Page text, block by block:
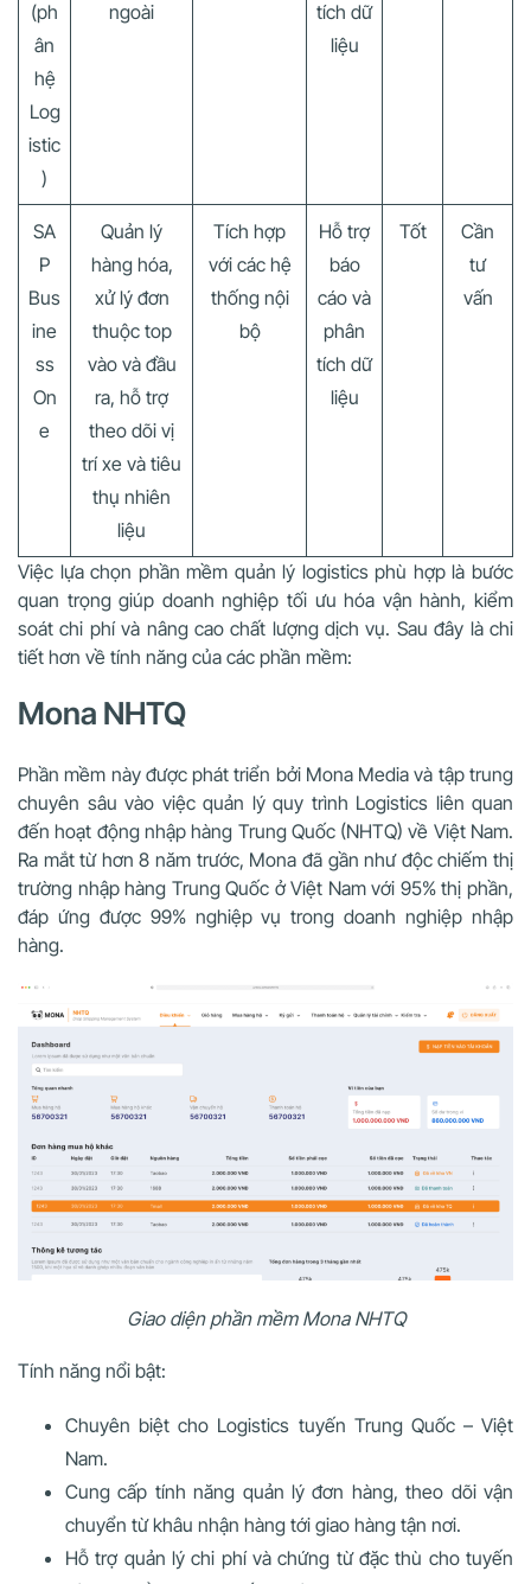
(ph
ân
hệ
Log
istic
)
ngoài
tích dữ
liệu
SA
P
Bus
ine
ss
On
e
Quản lý
hàng hóa,
xử lý đơn
thuộc top
vào và đầu
ra, hỗ trợ
theo dõi vị
trí xe và tiêu
thụ nhiên
liệu
Tích hợp
với các hệ
thống nội
bộ
Hỗ trợ
báo
cáo và
phân
tích dữ
liệu
Tốt
Cần
tư
vấn
Việc lựa chọn phần mềm quản lý logistics phù hợp là bước
quan trọng giúp doanh nghiệp tối ưu hóa vận hành, kiểm
soát chi phí và nâng cao chất lượng dịch vụ. Sau đây là chi
tiết hơn về tính năng của các phần mềm:
Mona NHTQ
Phần mềm này được phát triển bởi Mona Media và tập trung
chuyên sâu vào việc quản lý quy trình Logistics liên quan
đến hoạt động nhập hàng Trung Quốc (NHTQ) về Việt Nam.
Ra mắt từ hơn 8 năm trước, Mona đã gần như độc chiếm thị
trường nhập hàng Trung Quốc ở Việt Nam với 95% thị phần,
đáp ứng được 99% nghiệp vụ trong doanh nghiệp nhập
hàng.
Giao diện phần mềm Mona NHTQ
Tính năng nổi bật:
Chuyên biệt cho Logistics tuyến Trung Quốc – Việt
Nam.
Cung cấp tính năng quản lý đơn hàng, theo dõi vận
chuyển từ khâu nhận hàng tới giao hàng tận nơi.
Hỗ trợ quản lý chi phí và chứng từ đặc thù cho tuyến